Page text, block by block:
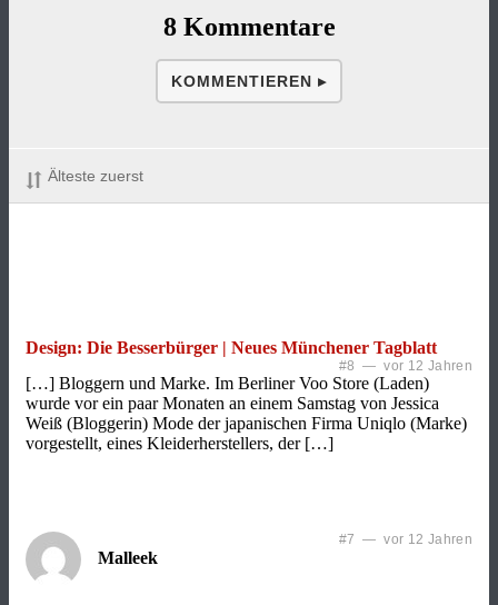
8 Kommentare
KOMMENTIEREN ▸
Älteste zuerst
Design: Die Besserbürger | Neues Münchener Tagblatt
#8 — vor 12 Jahren
[…] Bloggern und Marke. Im Berliner Voo Store (Laden)
wurde vor ein paar Monaten an einem Samstag von Jessica
Weiß (Bloggerin) Mode der japanischen Firma Uniqlo (Marke)
vorgestellt, eines Kleiderherstellers, der […]
Malleek
#7 — vor 12 Jahren